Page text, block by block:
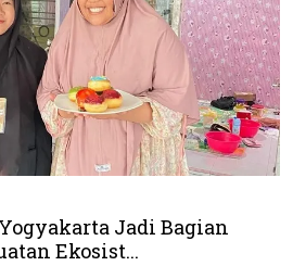
Jadi Bagian
Ekosist...